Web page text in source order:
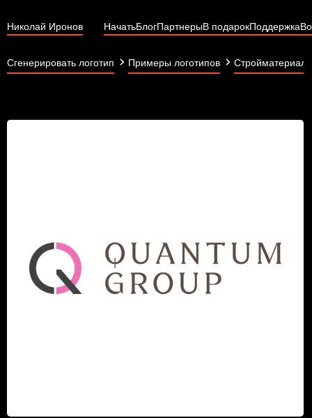
Николай Иронов НачатьБлогПартнерыВ подарокПоддержка
Сгенерировать логотип Примеры логотипов